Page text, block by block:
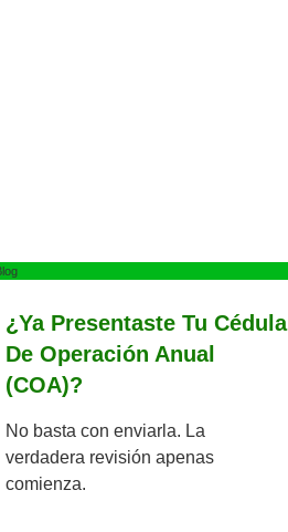
¿Ya Presentaste Tu Cédula
De Operación Anual
(COA)?
No basta con enviarla. La
verdadera revisión apenas
comienza.